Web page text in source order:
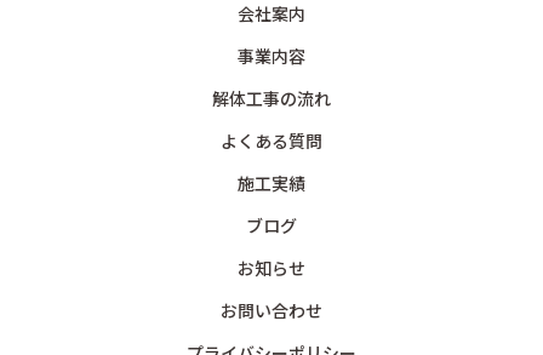
会社案内
事業内容
解体工事の流れ
よくある質問
施工実績
ブログ
お知らせ
お問い合わせ